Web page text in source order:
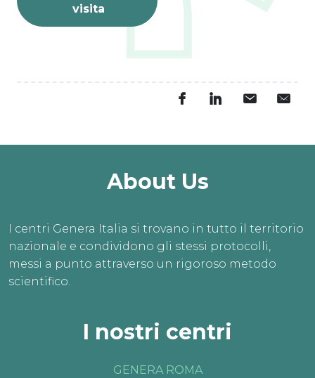
visita
About Us
I centri Genera Italia si trovano in tutto il territorio
nazionale e condividono gli stessi protocolli,
messi a punto attraverso un rigoroso metodo
scientifico.
I nostri centri
GENERA ROMA